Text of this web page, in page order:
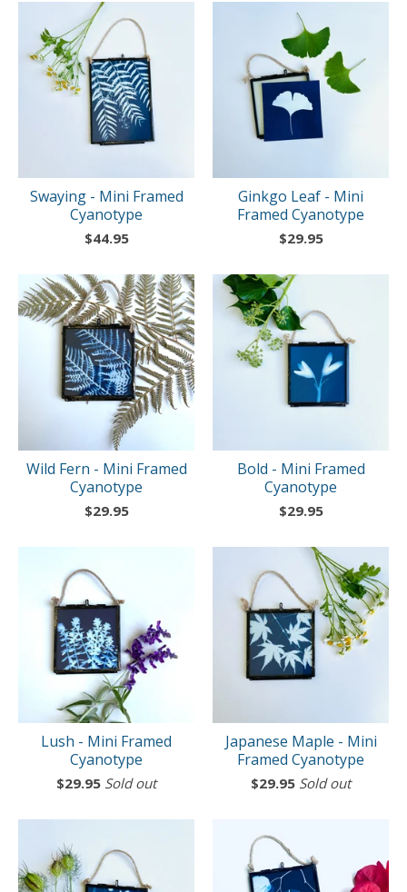
Swaying - Mini Framed
Cyanotype
$44.95
Ginkgo Leaf - Mini
Framed Cyanotype
$29.95
Wild Fern - Mini Framed
Cyanotype
$29.95
Bold - Mini Framed
Cyanotype
$29.95
Lush - Mini Framed
Cyanotype
$29.95 Sold out
Japanese Maple - Mini
Framed Cyanotype
$29.95 Sold out